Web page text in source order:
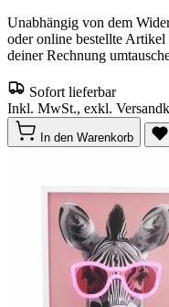
Unabhängig von dem
oder online bestellte
deiner Rechnung
Sofort lieferbar
Inkl. MwSt., exkl.
In den Warenkorb